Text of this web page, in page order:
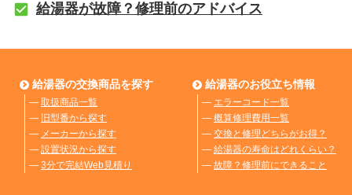
給湯器が故障？修理前のアドバイス
給湯器の交換商品を探す
― 取扱商品一覧
― 旧型番から探す
― メーカーから探す
― 設置状況から探す
― 3分で完結Web見積り
給湯器のお役立ち情報
― エラーコード一覧
― 概算修理費用一覧
― 交換と修理どちらがお得？
― 給湯器の寿命はどれくらい？
― 故障？修理前にできること